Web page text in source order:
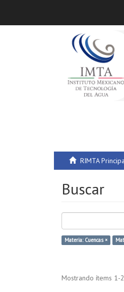
RIMTA
Buscar
Materia: Cuencas ×
Mostrando ítems 1-